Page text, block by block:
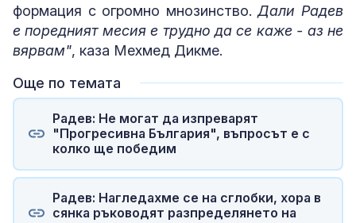
формация с огромно мнозинство.Дали Радев
е поредният месия е трудно да се каже - аз не
вярвам", каза Мехмед Дикме.
Още по темата
Радев: Не могат да изпреварят
"Прогресивна България", въпросът е с
колко ще победим
Радев: Нагледахме се на сглобки, хора в
сянка ръководят разпределянето на